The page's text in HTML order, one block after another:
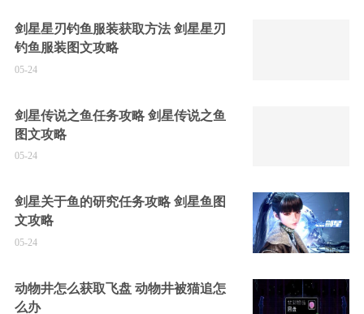
剑星星刃钓鱼服装获取方法 剑星星刃
钓鱼服装图文攻略
05-24
剑星传说之鱼任务攻略 剑星传说之鱼
图文攻略
05-24
剑星关于鱼的研究任务攻略 剑星鱼图
文攻略
05-24
动物井怎么获取飞盘 动物井被猫追怎
么办